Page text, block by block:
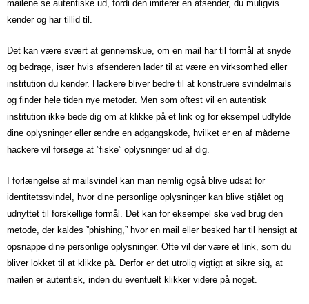
mailene se autentiske ud, fordi den imiterer en afsender, du muligvis
kender og har tillid til.
Det kan være svært at gennemskue, om en mail har til formål at snyde
og bedrage, især hvis afsenderen lader til at være en virksomhed eller
institution du kender. Hackere bliver bedre til at konstruere svindelmails
og finder hele tiden nye metoder. Men som oftest vil en autentisk
institution ikke bede dig om at klikke på et link og for eksempel udfylde
dine oplysninger eller ændre en adgangskode, hvilket er en af måderne
hackere vil forsøge at ”fiske” oplysninger ud af dig.
I forlængelse af mailsvindel kan man nemlig også blive udsat for
identitetssvindel, hvor dine personlige oplysninger kan blive stjålet og
udnyttet til forskellige formål. Det kan for eksempel ske ved brug den
metode, der kaldes ”phishing,” hvor en mail eller besked har til hensigt at
opsnappe dine personlige oplysninger. Ofte vil der være et link, som du
bliver lokket til at klikke på. Derfor er det utrolig vigtigt at sikre sig, at
mailen er autentisk, inden du eventuelt klikker videre på noget.